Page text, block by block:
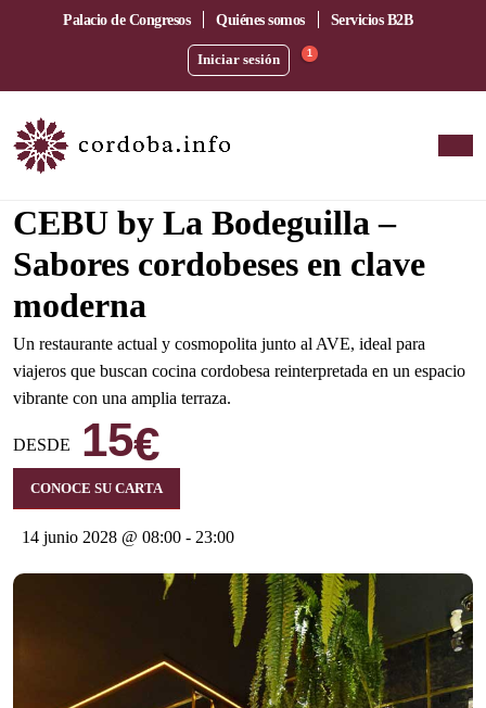
Palacio de Congresos Quiénes somos Servicios B2B
Iniciar sesión 1
CEBU by La Bodeguilla –
Sabores cordobeses en clave
moderna
Un restaurante actual y cosmopolita junto al AVE, ideal para
viajeros que buscan cocina cordobesa reinterpretada en un espacio
vibrante con una amplia terraza.
DESDE 15€
CONOCE SU CARTA
14 junio 2028 @ 08:00 - 23:00